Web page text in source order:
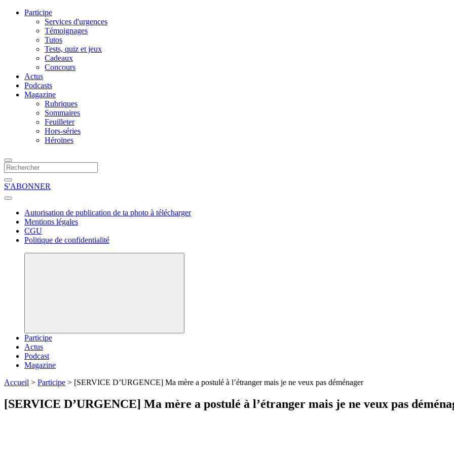
Participe
Services d'urgences
Témoignages
Tutos
Tests, quiz et jeux
Cadeaux
Concours
Actus
Podcasts
Magazine
Rubriques
Sommaires
Feuilleter
Hors-séries
Héroïnes
S'ABONNER
Autorisation de publication de ta photo à télécharger
Mentions légales
CGU
Politique de confidentialité
Participe
Actus
Podcast
Magazine
Accueil > Participe > [SERVICE D’URGENCE] Ma mère a postulé à l’étranger mais je ne veux pas déménager
[SERVICE D’URGENCE] Ma mère a postulé à l’étranger mais je ne veux pas